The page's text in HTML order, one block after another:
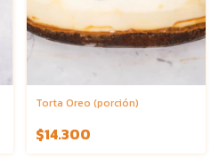
Torta Oreo (porción)
$14.300